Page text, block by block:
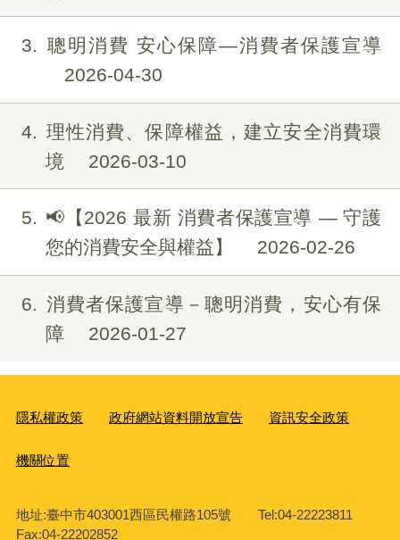
3
聰明消費 安心保障—消費者保護宣導
2026-04-30
4
理性消費、保障權益，建立安全消費環
境
2026-03-10
5
📢【2026 最新 消費者保護宣導 — 守護
您的消費安全與權益】
2026-02-26
6
消費者保護宣導－聰明消費，安心有保
障
2026-01-27
隱私權政策 政府網站資料開放宣告 資訊安全政策
機關位置
地址:臺中市403001西區民權路105號 Tel:04-22223811
Fax:04-22202852